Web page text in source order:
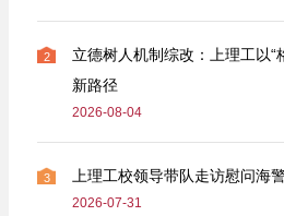
2
立德树人机制综改：上理工以“
新路径
2026-08-04
3 上理工校领导带队走访慰问海
2026-07-31